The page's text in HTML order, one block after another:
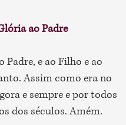
ao Padre
Padre, e ao Filho e ao
Assim como era no
e sempree por todos
dos séculos. Amém.